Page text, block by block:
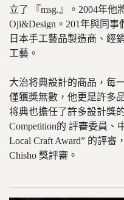
立了 『msg.』。2004年他
Oji&Design。201年與同
日本手工藝品製造商、經
工藝。
大治将典設計的商品，每
僅獲獎無數，他更是許多
将典也擔任了許多設計獎
Competition的 評審委員、
Local Craft Award” 的評審
Chisho 獎評審。